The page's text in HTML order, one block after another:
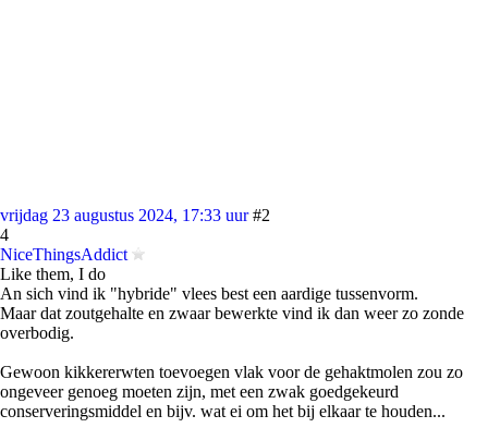
vrijdag 23 augustus 2024, 17:33 uur #2
4
NiceThingsAddict
Like them, I do
An sich vind ik "hybride" vlees best een aardige tussenvorm.
Maar dat zoutgehalte en zwaar bewerkte vind ik dan weer zo zonde
overbodig.
Gewoon kikkererwten toevoegen vlak voor de gehaktmolen zou zo
ongeveer genoeg moeten zijn, met een zwak goedgekeurd
conserveringsmiddel en bijv. wat ei om het bij elkaar te houden...